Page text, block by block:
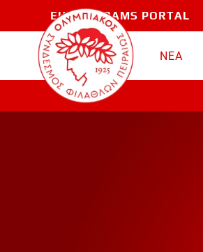
Skip to main content
EU PROGRAMS PORTAL
ΝΕΑ